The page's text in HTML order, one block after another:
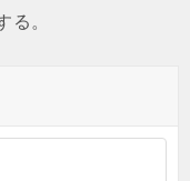
る。